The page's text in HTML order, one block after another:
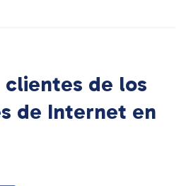
clientes de los
de Internet en